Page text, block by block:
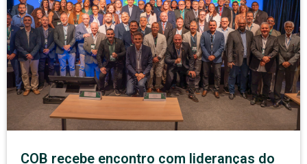
COB recebe encontro com lideranças do